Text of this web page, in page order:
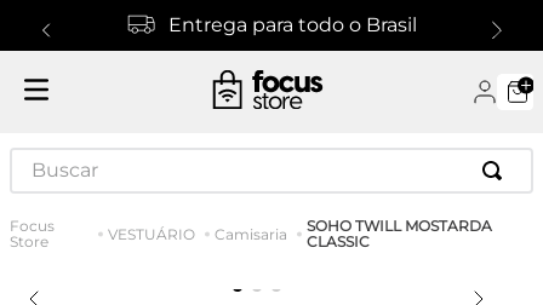
Entrega para todo o Brasil
Buscar
VESTUÁRIO Camisaria
SOHO TWILL MOSTARDA
CLASSIC